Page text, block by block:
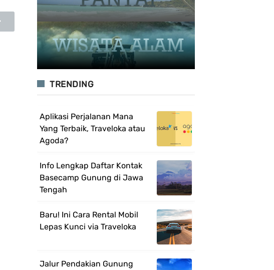
TRENDING
Aplikasi Perjalanan Mana
Yang Terbaik, Traveloka atau
Agoda?
Info Lengkap Daftar Kontak
Basecamp Gunung di Jawa
Tengah
Baru! Ini Cara Rental Mobil
Lepas Kunci via Traveloka
Jalur Pendakian Gunung